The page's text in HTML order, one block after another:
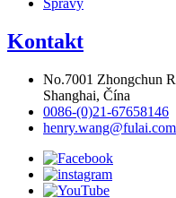
Správy
Kontakt
No.7001 Zhongchun
Shanghai, Čína
0086-(0)21-67658146